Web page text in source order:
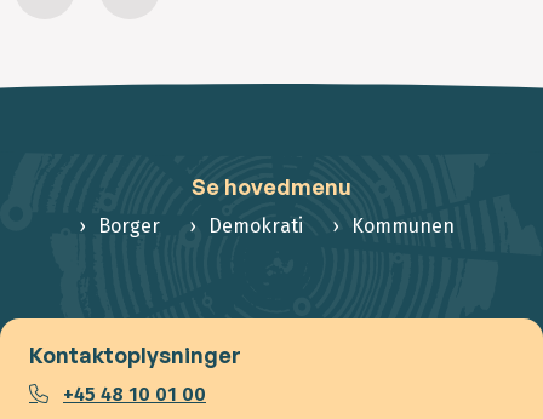
Se hovedmenu
Borger Demokrati Kommunen
Kontaktoplysninger
+45 48 10 01 00